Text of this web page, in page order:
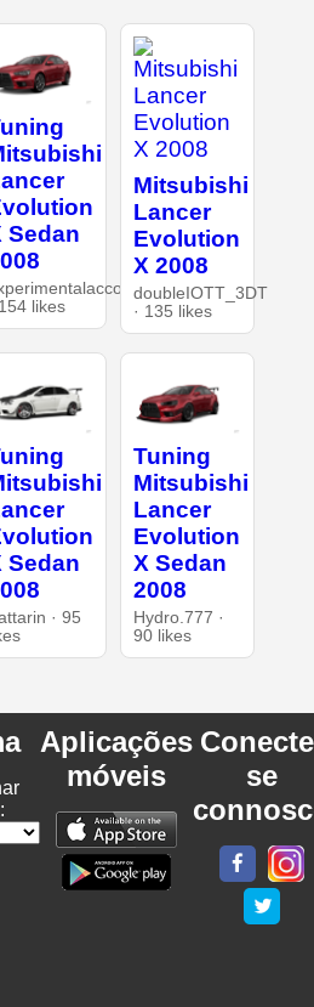
Sedan
likes
Mitsubishi
Lancer
Evolution
X 2008
doubleIOTT_3DT
· 135 likes
Sedan
· 95
Tuning
Mitsubishi
Lancer
Evolution
X Sedan
2008
Hydro.777 ·
90 likes
Aplicações
móveis
se